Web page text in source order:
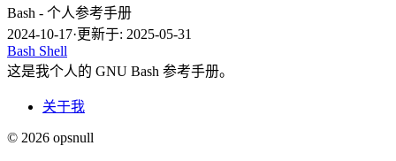
Bash - 个人参考手册
2024-10-17·更新于: 2025-05-31
Bash Shell
这是我个人的 GNU Bash 参考手册。
关于我
© 2026 opsnull